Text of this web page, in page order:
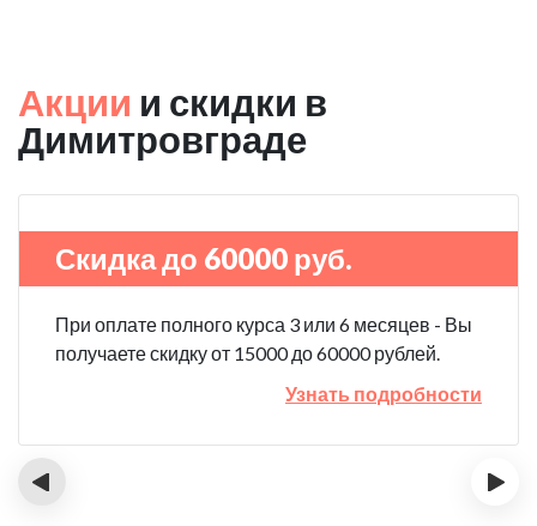
Акции и скидки в
Димитровграде
Скидка до 60000 руб.
При оплате полного курса 3 или 6 месяцев - Вы
получаете скидку от 15000 до 60000 рублей.
Узнать подробности
‹ ›